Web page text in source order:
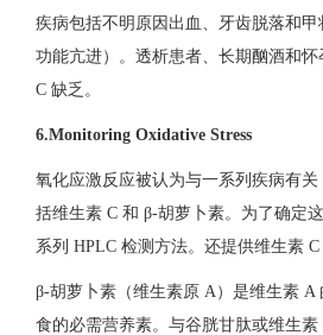
疾病包括不明原因出血、牙齿脱落和
功能亢进）。透析患者、长期酗酒和
C 缺乏。
6.Monitoring Oxidative Stress
氧化应激反应被认为与一系列疾病有
括维生素 C 和 β-胡萝卜素。为了确定
系列 HPLC 检测方法。还提供维生素 C
β-胡萝卜素（维生素原 A）是维生素 A
食的必需营养素。与谷胱甘肽或维生